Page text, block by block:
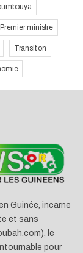
Premier ministre
Transition
Guinée, incarne
et sans
le
pour